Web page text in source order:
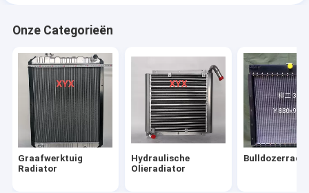
Onze Categorieën
Graafwerktuig
Radiator
Hydraulische
Olieradiator